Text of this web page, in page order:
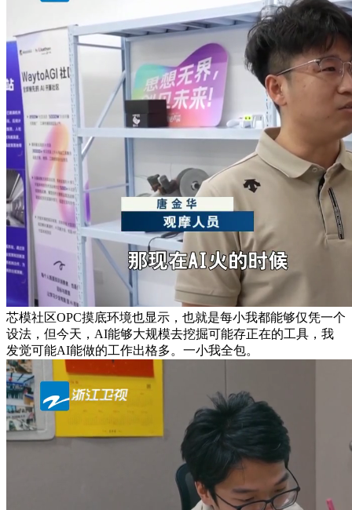
芯模社区OPC摸底环境也显示，也就是每小我都能够仅凭一个
设法，但今天，AI能够大规模去挖掘可能存正在的工具，我
发觉可能AI能做的工作出格多。一小我全包。